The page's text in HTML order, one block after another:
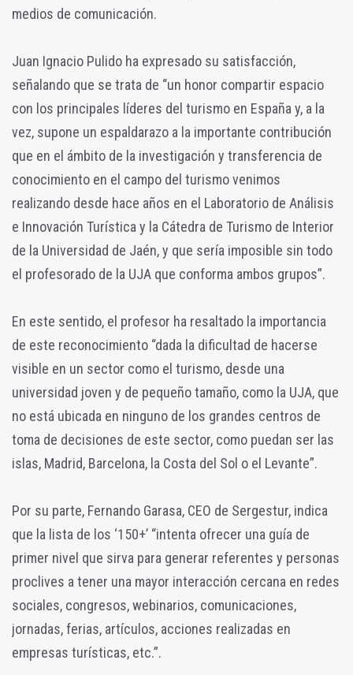
medios de comunicación.
Juan Ignacio Pulido ha expresado su satisfacción,
señalando que se trata de “un honor compartir espacio
con los principales líderes del turismo en España y, a la
vez, supone un espaldarazo a la importante contribución
que en el ámbito de la investigación y transferencia de
conocimiento en el campo del turismo venimos
realizando desde hace años en el Laboratorio de Análisis
e Innovación Turística y la Cátedra de Turismo de Interior
de la Universidad de Jaén, y que sería imposible sin todo
el profesorado de la UJA que conforma ambos grupos”.
En este sentido, el profesor ha resaltado la importancia
de este reconocimiento “dada la dificultad de hacerse
visible en un sector como el turismo, desde una
universidad joven y de pequeño tamaño, como la UJA, que
no está ubicada en ninguno de los grandes centros de
toma de decisiones de este sector, como puedan ser las
islas, Madrid, Barcelona, la Costa del Sol o el Levante”.
Por su parte, Fernando Garasa, CEO de Sergestur, indica
que la lista de los ‘150+’ “intenta ofrecer una guía de
primer nivel que sirva para generar referentes y personas
proclives a tener una mayor interacción cercana en redes
sociales, congresos, webinarios, comunicaciones,
jornadas, ferias, artículos, acciones realizadas en
empresas turísticas, etc.”.